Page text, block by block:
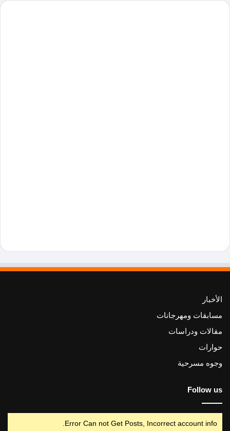
الأخبار
مسابقات ومهرجانات
مقالات ودراسات
حوارات
وجوه مسرحية
Follow us
Error Can not Get Posts, Incorrect account info.